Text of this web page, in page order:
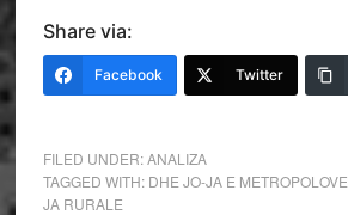
Share via:
Facebook Twitter
FILED UNDER:ANALIZA
TAGGED WITH: DHE JO-JA E METROPOLOVE
JA RURALE